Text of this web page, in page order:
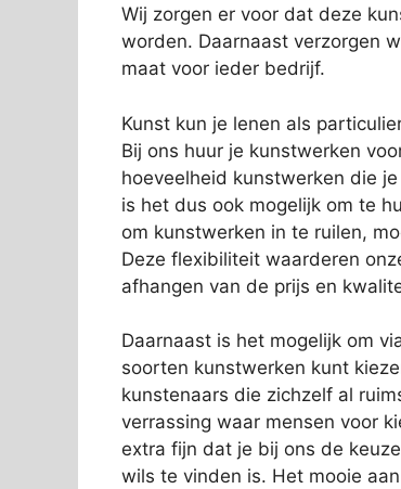
Wij zorgen er voor dat deze
worden. Daarnaast verzorgen
maat voor ieder bedrijf.
Kunst kun je lenen als
Bij ons huur je kunstwerken
hoeveelheid kunstwerken die
is het dus ook mogelijk om te
om kunstwerken in te ruilen,
Deze flexibiliteit waarderen
afhangen van de prijs en
Daarnaast is het mogelijk om
soorten kunstwerken kunt
kunstenaars die zichzelf al
verrassing waar mensen voor
extra fijn dat je bij ons de
wils te vinden is. Het mooie